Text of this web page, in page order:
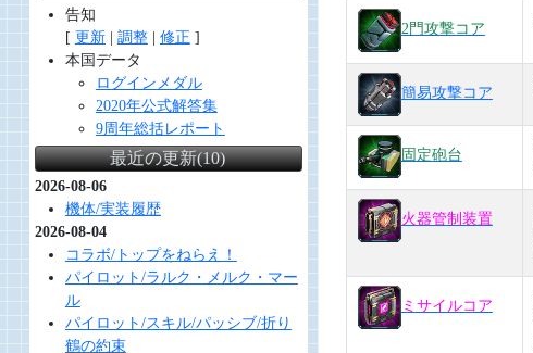
2門攻撃コア
簡易攻撃コア
固定砲台
火器管制装置
ミサイルコア
告知
[ 更新| 調整| 修正 ]
本国データ
ログインメダル
2020年公式解答集
9周年総括レポート
最近の更新(10)
2026-08-06
機体/実装履歴
2026-08-04
コラボ/トップをねらえ！
パイロット/ラルク・メルク・マー
ル
パイロット/スキル/パッシブ/折り
鶴の約束